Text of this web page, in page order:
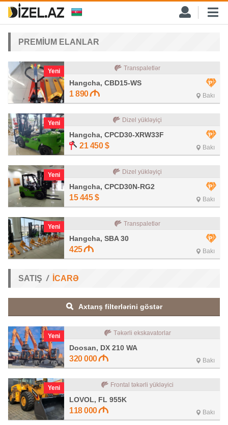
PREMİUM ELANLAR
Yeni Transpaletlər
Hangcha, CBD15-WS
1 890 Bakı
Yeni Dizel yükləyiçi
Hangcha, CPCD30-XRW33F
21 450 $ Bakı
Yeni Dizel yükləyiçi
Hangcha, CPCD30N-RG2
15 445 $ Bakı
Yeni Transpaletlər
Hangcha, SBA 30
425 Bakı
SATIŞ İCARƏ
Axtarış filterlərini göstər
Yeni Təkərli ekskavatorlar
Doosan, DX 210 WA
320 000 Bakı
Yeni Frontal təkərli yükləyici
LOVOL, FL 955K
118 000 Bakı